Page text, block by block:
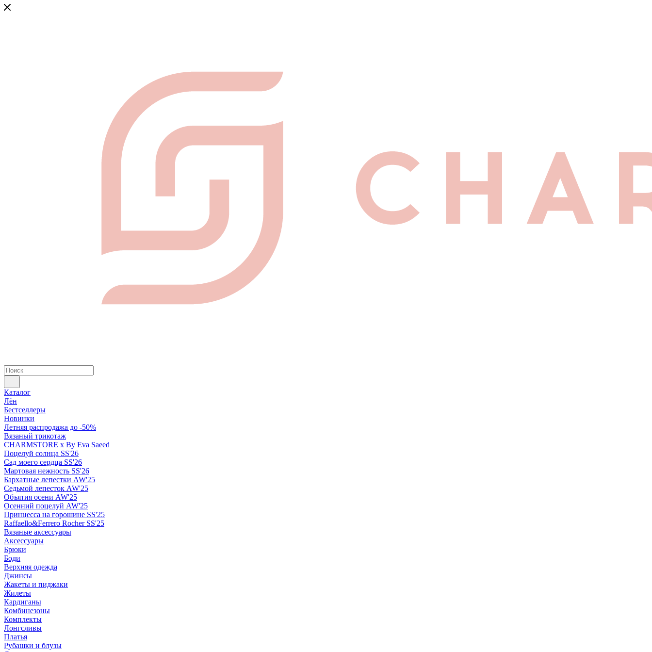
Каталог
Лён
Бестселлеры
Новинки
Летняя распродажа до -50%
Вязаный трикотаж
CHARMSTORE х By Eva Saeed
Поцелуй солнца SS'26
Сад моего сердца SS'26
Мартовая нежность SS'26
Бархатные лепестки AW'25
Седьмой лепесток AW'25
Объятия осени AW'25
Осенний поцелуй AW'25
Принцесса на горошине SS'25
Raffaello&Ferrero Rocher SS'25
Вязаные аксессуары
Аксессуары
Брюки
Боди
Верхняя одежда
Джинсы
Жакеты и пиджаки
Жилеты
Кардиганы
Комбинезоны
Комплекты
Лонгсливы
Платья
Рубашки и блузы